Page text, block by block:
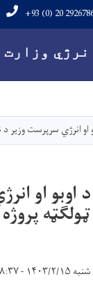
وزارت
+93 (0) 20
او انرژي سرپرست وزیر د
د اوبو او
ټولګټه
شنبه ۱۴۰۳/۲/۱۵ - ۱۸:۳۷